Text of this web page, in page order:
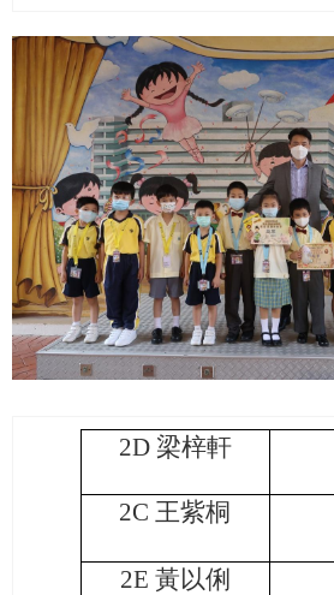
2D 梁梓軒
2C 王紫桐
2E 黃以俐